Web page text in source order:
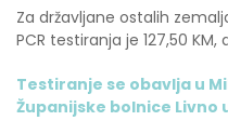
Za državljane ostalih
PCR testiranja je 127,50
Testiranje se obavlja u
Županijske bolnice Livno